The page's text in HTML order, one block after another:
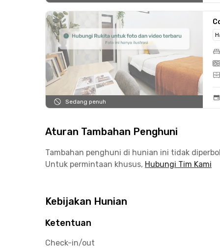
Sedang penuh
Aturan Tambahan Penghuni
Tambahan penghuni di hunian ini tidak
Untuk permintaan khusus, Hubungi Tim Kami
Kebijakan Hunian
Ketentuan
Check-in/out